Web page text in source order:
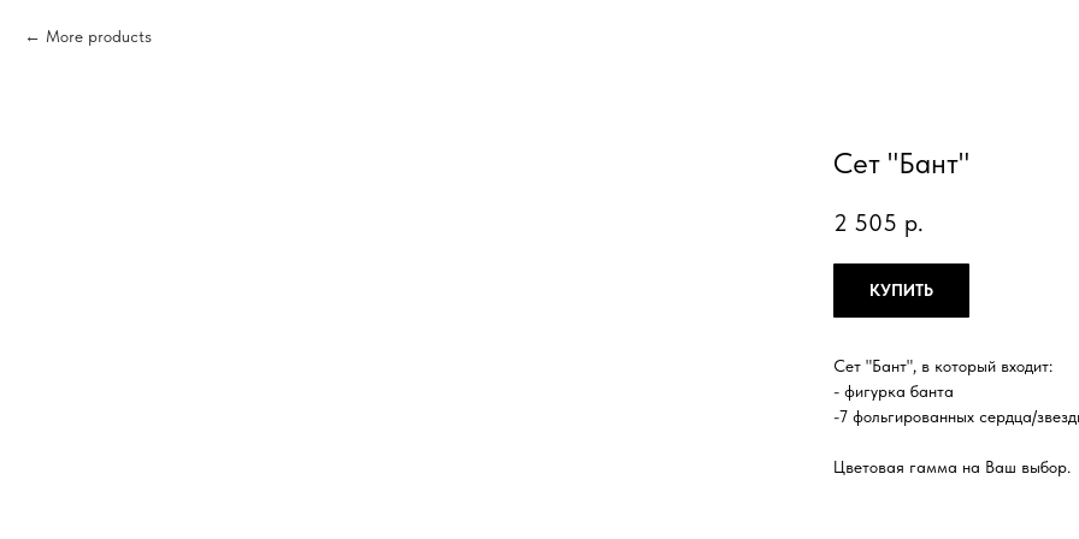
More products
Сет "Бант"
2 505 р.
КУПИТЬ
Сет "Бант", в который входит:
- фигурка банта
-7 фольгированных сердца/
Цветовая гамма на Ваш выбор.